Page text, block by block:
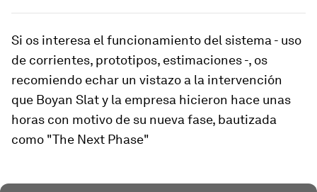
Si os interesa el funcionamiento del sistema - uso
de corrientes, prototipos, estimaciones -, os
recomiendo echar un vistazo a la intervención
que Boyan Slat y la empresa hicieron hace unas
horas con motivo de su nueva fase, bautizada
como "The Next Phase"